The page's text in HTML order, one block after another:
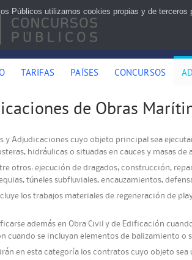
TARIFAS PAÍSES CONCURSOS
de Obras
y Adjudicaciones cuyo objeto principal sea
hidráulicas o situadas en cauces y masas de
otros: ejecución de dragados; construcción,
túneles subfluviales, encauzamientos,
los trabajos materiales de regeneración de
además en Obra Civil y de Edificación
cuando se incluyan elementos de balizamiento o
en esta categoría los contratos cuyo objeto
Públicos utilizamos cookies propias y de